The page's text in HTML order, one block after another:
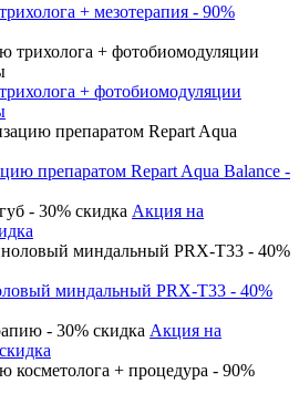
+ мезотерапия - 90%
+ фотобиомодуляции
препаратом Repart Aqua Balance -
Акция на
миндальный PRX-T33 - 40%
Акция на